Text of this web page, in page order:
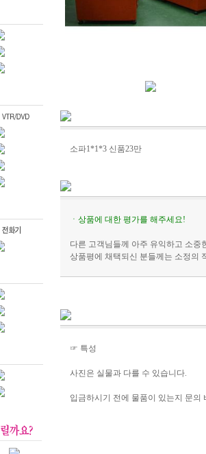
소파1*1*3 신품23만
ㆍ상품에 대한 평가를 해주세요!
다른 고객님들께 아주 유익하고 소중
상품평에 채택되신 분들께는 소정의
☞ 특성
사진은 실물과 다를 수 있습니다.
입금하시기 전에 물품이 있는지 문의